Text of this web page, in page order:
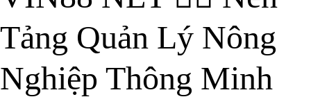
Tảng Quản Lý Nông
Nghiệp Thông Minh